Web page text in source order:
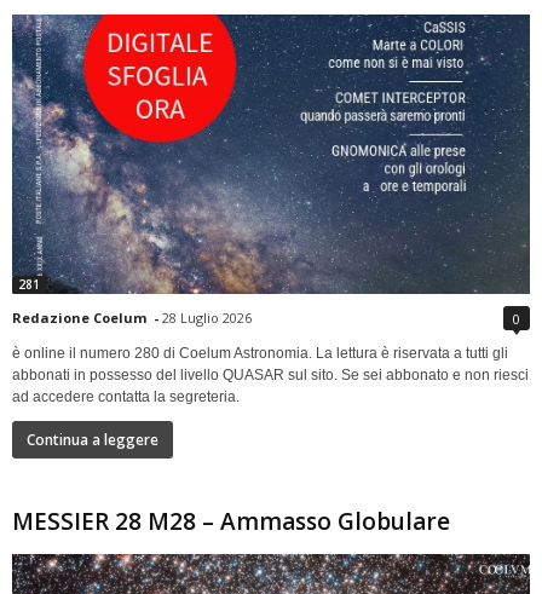
281
Redazione Coelum - 28 Luglio 2026 0
è online il numero 280 di Coelum Astronomia. La lettura è riservata a tutti gli
abbonati in possesso del livello QUASAR sul sito. Se sei abbonato e non riesci
ad accedere contatta la segreteria.
Continua a leggere
MESSIER 28 M28 – Ammasso Globulare